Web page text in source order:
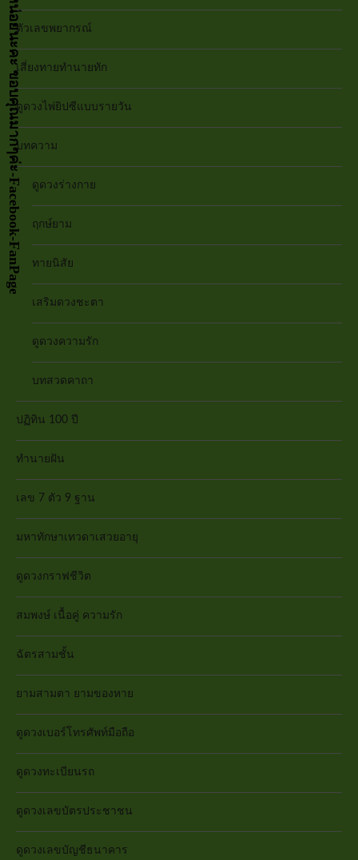
ตัวเลขพยากรณ์
เสี่ยงทายทำนายทัก
ดูดวงไพ่ยิปซีแบบรายวัน
บทความ
ดูดวงร่างกาย
ฤกษ์ยาม
ทายนิสัย
เสริมดวงชะตา
ดูดวงความรัก
บทสวดคาถา
ปฏิทิน 100 ปี
ทำนายฝัน
เลข 7 ตัว 9 ฐาน
มหาทักษาเทวดาเสวยอายุ
ดูดวงกราฟชีวิต
สมพงษ์ เนื้อคู่ ความรัก
ฉัตรสามชั้น
ยามสามตา ยามของหาย
ดูดวงเบอร์โทรศัพท์มือถือ
ดูดวงทะเบียนรถ
ดูดวงเลขบัตรประชาชน
ดูดวงเลขบัญชีธนาคาร